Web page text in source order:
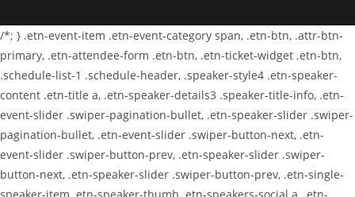
/*; } .etn-event-item .etn-event-category span, .etn-btn, .attr-btn-
primary, .etn-attendee-form .etn-btn, .etn-ticket-widget .etn-btn,
.schedule-list-1 .schedule-header, .speaker-style4 .etn-speaker-
content .etn-title a, .etn-speaker-details3 .speaker-title-info, .etn-
event-slider .swiper-pagination-bullet, .etn-speaker-slider .swiper-
pagination-bullet, .etn-event-slider .swiper-button-next, .etn-
event-slider .swiper-button-prev, .etn-speaker-slider .swiper-
button-next, .etn-speaker-slider .swiper-button-prev, .etn-single-